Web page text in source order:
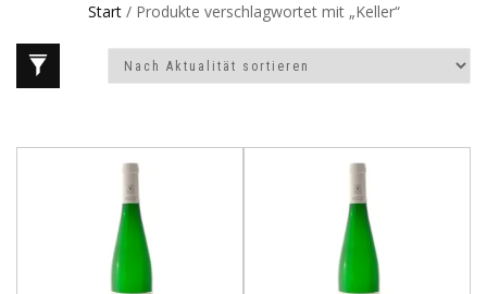
Start/ Produkte verschlagwortet mit „Keller“